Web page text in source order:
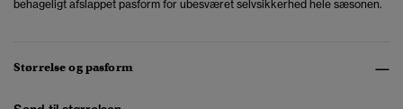
behageligt afslappet pasform for ubesværet selvsikkerhed hele sæsonen.
Størrelse og pasform